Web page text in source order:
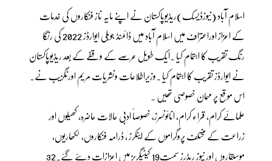
اسلام آباد (نیوزڈیسک)ریڈیوپاکستان نے اپنے مایہ ناز فنکاروں کی خدمات
کے اعزاز اوراعتراف میں اسلام آباد میں ڈائمنڈ جوبلی ایوارڈز 2022 کی رنگا
رنگ تقریب کا اہتمام کیا ۔ایک طویل عرصے کے وقفے کے بعد ریڈیوپاکستان
نے ایوارڈز تقریب کا اہتمام کیا ۔وزیراطلاعات ونشریات مریم اورنگزیب نے۔
اس موقع پر مہمان خصوصی تھیں ۔
علمائے کرام، قراء کرام، انائونسرز، خصوصاً ادبی حالات حاضرہ، کھیلوں اور
زراعت کے مختلف پروگراموں کے اینکرز ، ڈرامہ فنکاروں، لکھاریوں،
موسیقاروں اور نیوز ریڈرز سمیت19 کیٹیگریز میں اعزازات دیئے گئے۔32